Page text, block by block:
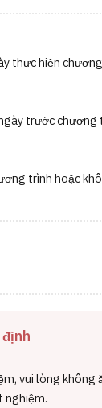
thực hiện
trước chương
trình hoặc
vui lòng không
nghiệm.